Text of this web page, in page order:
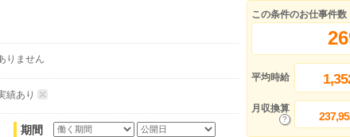
りません
績あり
期間
この条件のお仕事件数
平均時給
月収換算